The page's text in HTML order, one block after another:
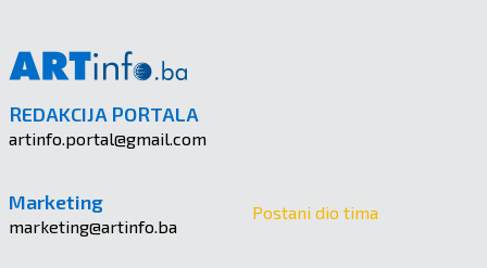
REDAKCIJA PORTALA
artinfo.portal@gmail.com
Marketing
marketing@artinfo.ba
Postani dio tima